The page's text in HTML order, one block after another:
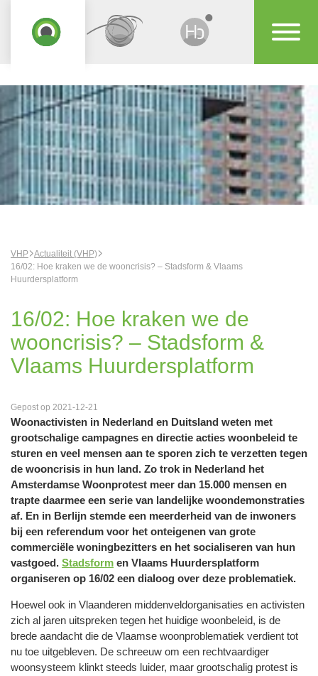
VHP Actualiteit (VHP)
16/02: Hoe kraken we de wooncrisis? – Stadsform & Vlaams
Huurdersplatform
16/02: Hoe kraken we de
wooncrisis? – Stadsform &
Vlaams Huurdersplatform
Gepost op 2021-12-21
Woonactivisten in Nederland en Duitsland weten met
grootschalige campagnes en directie acties woonbeleid te
sturen en veel mensen aan te sporen zich te verzetten tegen
de wooncrisis in hun land. Zo trok in Nederland het
Amsterdamse Woonprotest meer dan 15.000 mensen en
trapte daarmee een serie van landelijke woondemonstraties
af. En in Berlijn stemde een meerderheid van de inwoners
bij een referendum voor het onteigenen van grote
commerciële woningbezitters en het socialiseren van hun
vastgoed. Stadsform en Vlaams Huurdersplatform
organiseren op 16/02 een dialoog over deze problematiek.
Hoewel ook in Vlaanderen middenveldorganisaties en activisten
zich al jaren uitspreken tegen het huidige woonbeleid, is de
brede aandacht die de Vlaamse woonproblematiek verdient tot
nu toe uitgebleven. De schreeuw om een rechtvaardiger
woonsysteem klinkt steeds luider, maar grootschalig protest is